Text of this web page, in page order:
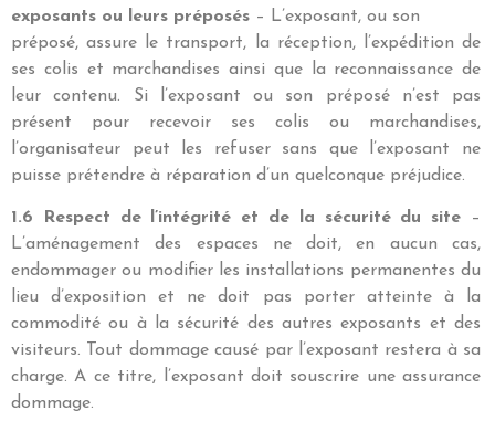
exposants ou leurs préposés – L’exposant, ou son
préposé, assure le transport, la réception, l’expédition de
ses colis et marchandises ainsi que la reconnaissance de
leur contenu. Si l’exposant ou son préposé n’est pas
présent pour recevoir ses colis ou marchandises,
l’organisateur peut les refuser sans que l’exposant ne
puisse prétendre à réparation d’un quelconque préjudice.
1.6 Respect de l’intégrité et de la sécurité du site
–
L’aménagement des espaces ne doit, en aucun cas,
endommager ou modifier les installations permanentes du
lieu d’exposition et ne doit pas porter atteinte à la
commodité ou à la sécurité des autres exposants et des
visiteurs. Tout dommage causé par l’exposant restera à sa
charge. A ce titre, l’exposant doit souscrire une assurance
dommage.